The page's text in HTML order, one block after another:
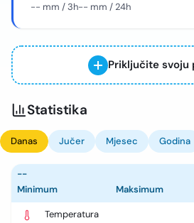
-- mm / 3h-- mm / 24h
Priključite svoju
Statistika
Danas Jučer Mjesec Godina
--
Minimum
Maksimum
Temperatura